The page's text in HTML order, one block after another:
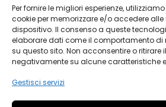
Per fornire le migliori esperienze,
cookie per memorizzare e/o accedere
dispositivo. Il consenso a queste
elaborare dati come il comportamento di
su questo sito. Non acconsentire o ritirare
negativamente su alcune caratteristiche
Gestisci servizi
Cookie Policy (UE)
SHOP
Shop
My account
Wishlist